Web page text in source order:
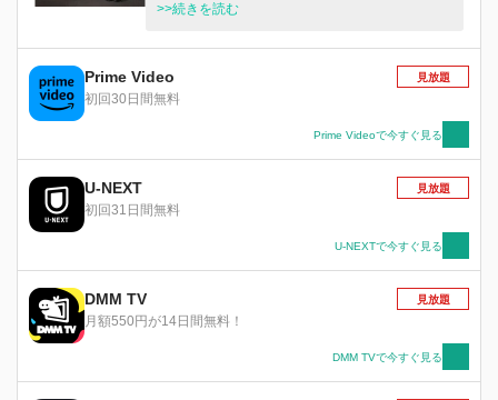
ン（チャン・ナラ）がいた。興味のない離婚チー
て仕事を学びはじめるが、依頼人の利益を優先す
るウンギョンのやり方についていけない。ユリが
とうとう限界を感じて退職を考えていたところ
るスター弁護士の離婚訴訟にユリが代理人として
選ばれる。
>>続きを読む
Prime Video
初回30日間無料
見放題
Prime Videoで今すぐ見る
U-NEXT
初回31日間無料
見放題
U-NEXTで今すぐ見る
DMM TV
月額550円が14日間無料！
見放題
DMM TVで今すぐ見る